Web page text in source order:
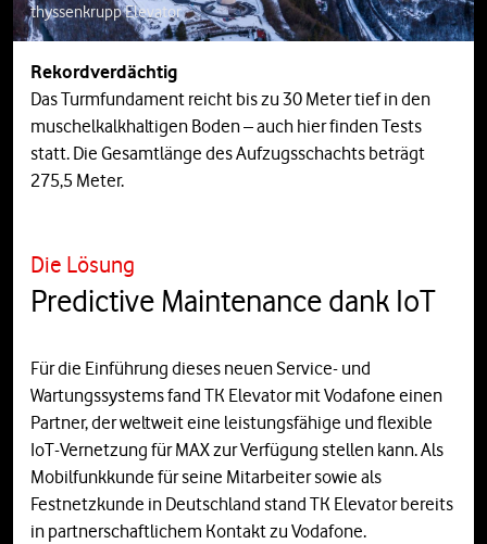
thyssenkrupp Elevator
Rekordverdächtig
Das Turmfundament reicht bis zu 30 Meter tief in den
muschelkalkhaltigen Boden – auch hier finden Tests
statt. Die Gesamtlänge des Aufzugsschachts beträgt
275,5 Meter.
Die Lösung
Predictive Maintenance dank IoT
Für die Einführung dieses neuen Service- und
Wartungssystems fand TK Elevator mit Vodafone einen
Partner, der weltweit eine leistungsfähige und flexible
IoT-Vernetzung für MAX zur Verfügung stellen kann. Als
Mobilfunkkunde für seine Mitarbeiter sowie als
Festnetzkunde in Deutschland stand TK Elevator bereits
in partnerschaftlichem Kontakt zu Vodafone.